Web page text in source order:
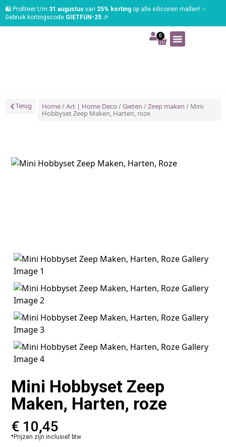
🛍️ Profiteer t/m 31 augustus van 25% korting op alle siliconen mallen! ✨
Gebruik kortingscode GIETFUN-25 🎉
0
Terug Home/Art | Home Deco /Gieten /Zeep maken / Mini
Hobbyset Zeep Maken, Harten, roze
Mini Hobbyset Zeep
Maken, Harten, roze
€ 10,45
*Prijzen zijn inclusief btw